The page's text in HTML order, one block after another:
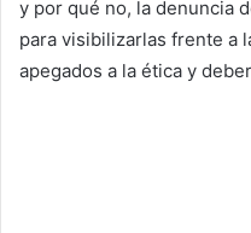
y por qué no, la denuncia
para visibilizarlas frente a
apegados a la ética y